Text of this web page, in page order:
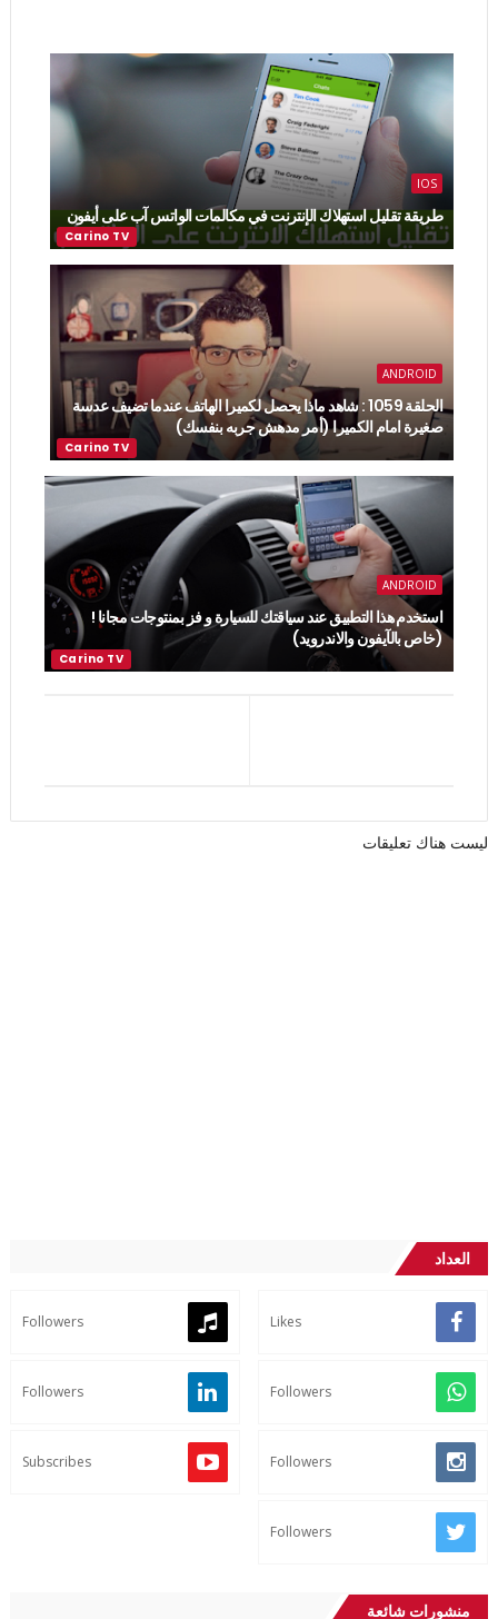
IOS
طريقة تقليل استهلاك الإنترنت في مكالمات الواتس آب على أيفون
ANDROID
الحلقة 1059 : شاهد ماذا يحصل لكميرا الهاتف عندما تضيف عدسة
صغيرة امام الكميرا (أمر مدهش جربه بنفسك)
ANDROID
استخدم هذا التطبيق عند سياقتك للسيارة و فز بمنتوجات مجانا !
(خاص بالآيفون والاندرويد)
ليست هناك تعليقات
العداد
Likes
Followers
Followers
Followers
Followers
Subscribes
Followers
منشورات شائعة